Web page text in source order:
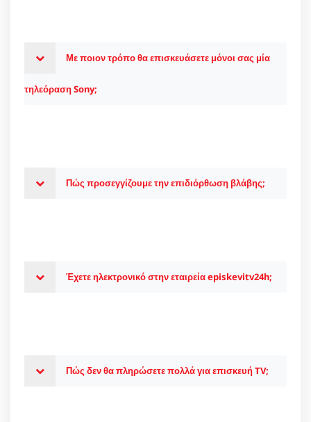
Με ποιον τρόπο θα επισκευάσετε μόνοι σας μία
τηλεόραση Sony;
Πώς προσεγγίζουμε την επιδιόρθωση βλάβης;
Έχετε ηλεκτρονικό στην εταιρεία episkevitv24h;
Πώς δεν θα πληρώσετε πολλά για επισκευή TV;